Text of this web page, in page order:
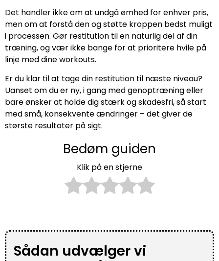
Det handler ikke om at undgå ømhed for enhver pris,
men om at forstå den og støtte kroppen bedst muligt
i processen. Gør restitution til en naturlig del af din
træning, og vær ikke bange for at prioritere hvile på
linje med dine workouts.
Er du klar til at tage din restitution til næste niveau?
Uanset om du er ny, i gang med genoptræning eller
bare ønsker at holde dig stærk og skadesfri, så start
med små, konsekvente ændringer – det giver de
største resultater på sigt.
Bedøm guiden
Klik på en stjerne
Sådan udvælger vi